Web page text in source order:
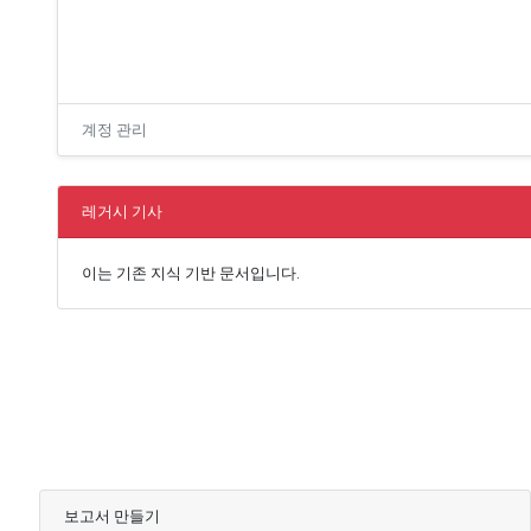
계정 관리
레거시 기사
이는 기존 지식 기반 문서입니다.
보고서 만들기